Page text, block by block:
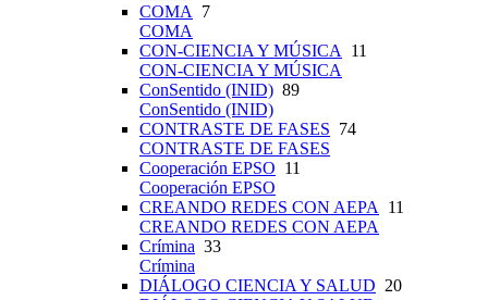
COMA 7
COMA
CON-CIENCIA Y MÚSICA 11
CON-CIENCIA Y MÚSICA
ConSentido (INID) 89
ConSentido (INID)
CONTRASTE DE FASES 74
CONTRASTE DE FASES
Cooperación EPSO 11
Cooperación EPSO
CREANDO REDES CON AEPA 11
CREANDO REDES CON AEPA
Crímina 33
Crímina
DIÁLOGO CIENCIA Y SALUD 20